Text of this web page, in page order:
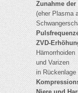
Zunahme
(eher Plasma
ZVD-
Hämorrhoiden
und Varizen
in